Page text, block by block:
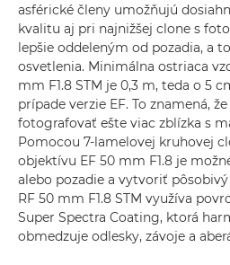
asférické členy umožňujú
kvalitu aj pri najnižšej clone s
lepšie oddeleným od pozadia, a
osvetlenia. Minimálna ostriaca
mm F1.8 STM je 0,3 m, teda o 5
prípade verzie EF. To znamená,
fotografovať ešte viac zblízka s
Pomocou 7-lamelovej kruhovej
objektívu EF 50 mm F1.8 je
alebo pozadie a vytvoriť
RF 50 mm F1.8 STM využíva
Super Spectra Coating, ktorá
obmedzuje odlesky, závoje a